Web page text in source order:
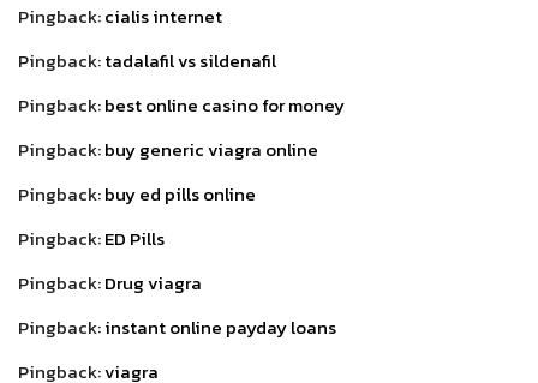
Pingback:cialis internet
Pingback:tadalafil vs sildenafil
Pingback:best online casino for money
Pingback:buy generic viagra online
Pingback:buy ed pills online
Pingback:ED Pills
Pingback:Drug viagra
Pingback:instant online payday loans
Pingback:viagra